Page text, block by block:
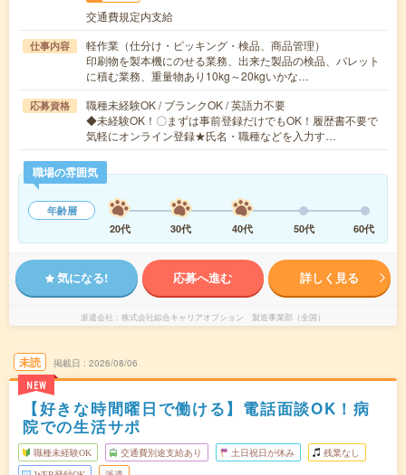
交通費規定内支給
仕事内容
軽作業（仕分け・ピッキング・検品、商品管理）
印刷物を製本機にのせる業務、出来た製品の検品、パレット
に積む業務、重量物あり10kg～20kgいかな…
応募資格
職種未経験OK / ブランクOK / 英語力不要
◆未経験OK！〇まずは事前登録だけでもOK！履歴書不要で
気軽にオンライン登録★氏名・職種などを入力す…
職場の雰囲気
年齢層
20代
30代 40代 50代 60代
気になる! 応募へ進む 詳しく見る
派遣会社 株式会社綜合キャリアオプション 製造事業部（全国）
未読
NEW
掲載日 2026/08/06
【好きな時間曜日で働ける】電話面談OK！病
院での生活サポ
職種未経験OK 交通費別途支給あり 土日祝日が休み 残業なし